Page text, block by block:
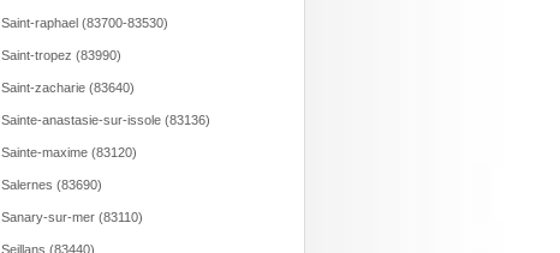
Saint-raphael (83700-83530)
Saint-tropez (83990)
Saint-zacharie (83640)
Sainte-anastasie-sur-issole (83136)
Sainte-maxime (83120)
Salernes (83690)
Sanary-sur-mer (83110)
Seillans (83440)